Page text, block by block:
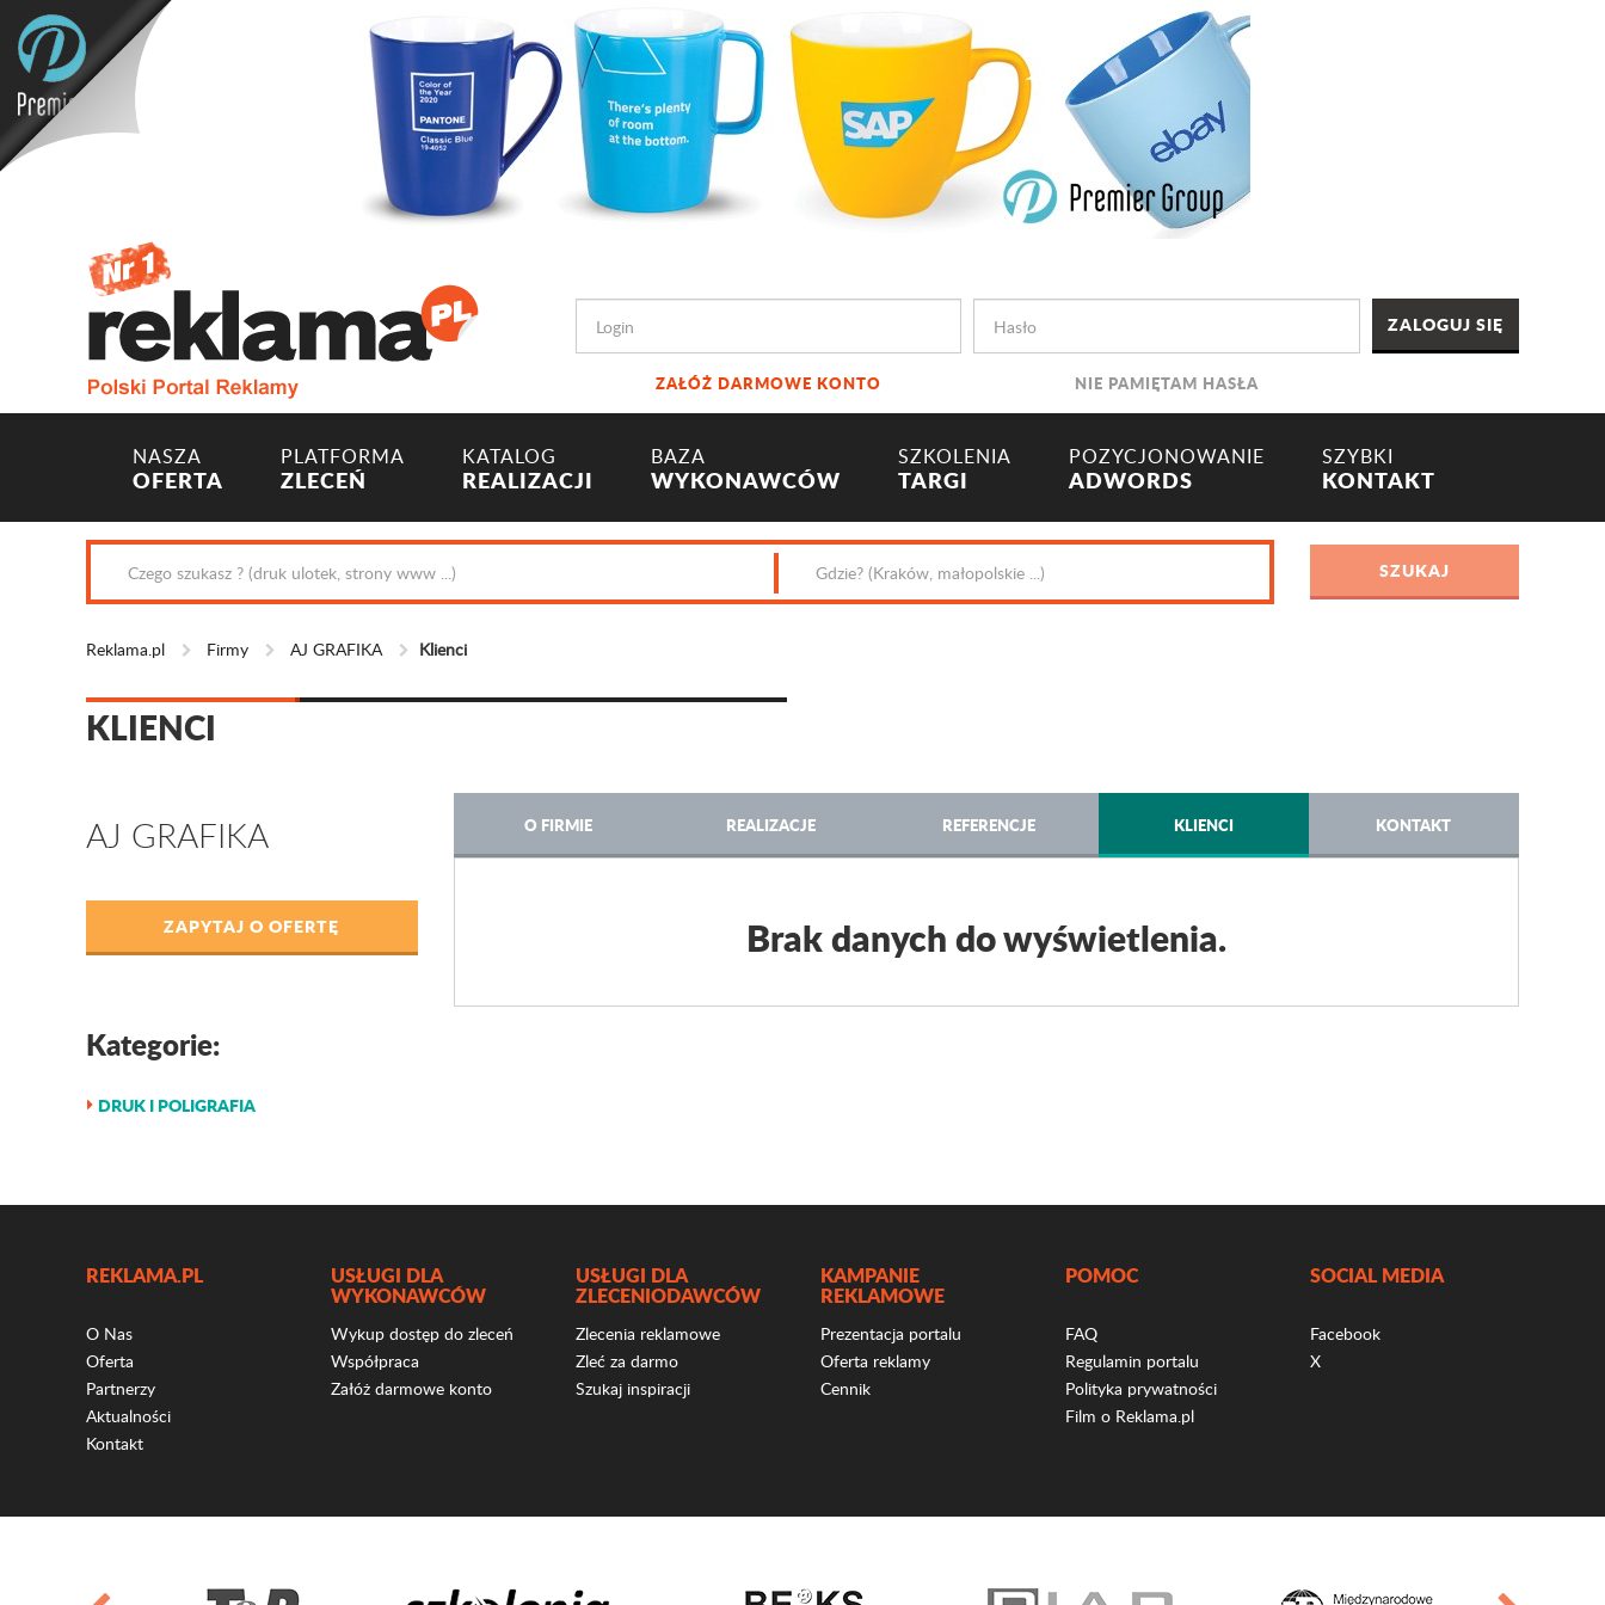
ZAŁÓŻ DARMOWE KONTO NIE PAMIĘTAM HASŁA
NASZA
OFERTA
PLATFORMA
ZLECEŃ
KATALOG
REALIZACJI
BAZA
WYKONAWCÓW
SZKOLENIA
TARGI
POZYCJONOWANIE
ADWORDS
SZYBKI
KONTAKT
Reklama.pl Firmy AJ GRAFIKA Klienci
KLIENCI
AJ GRAFIKA
ZAPYTAJ O OFERTĘ
Kategorie:
DRUK I POLIGRAFIA
O FIRMIE REALIZACJE REFERENCJE KLIENCI KONTAKT
Brak danych do wyświetlenia.
REKLAMA.PL
O Nas
Oferta
Partnerzy
Aktualności
Kontakt
USŁUGI DLA
WYKONAWCÓW
Wykup dostęp do zleceń
Współpraca
Załóż darmowe konto
USŁUGI DLA
ZLECENIODAWCÓW
Zlecenia reklamowe
Zleć za darmo
Szukaj inspiracji
KAMPANIE
REKLAMOWE
Prezentacja portalu
Oferta reklamy
Cennik
POMOC
FAQ
Regulamin portalu
Polityka prywatności
Film o Reklama.pl
SOCIAL MEDIA
Facebook
X